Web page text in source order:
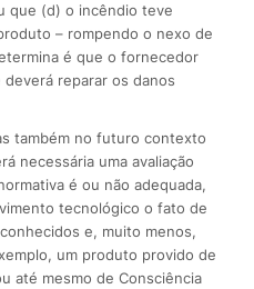
que (d) o incêndio teve
– rompendo o nexo de
é que o fornecedor
reparar os danos
também no futuro contexto
necessária uma avaliação
é ou não adequada,
tecnológico o fato de
e, muito menos,
um produto provido de
até mesmo de Consciência